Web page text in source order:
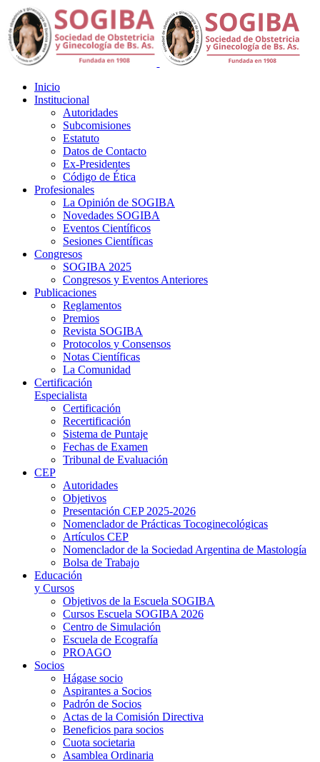
Inicio
Institucional
Autoridades
Subcomisiones
Estatuto
Datos de Contacto
Ex-Presidentes
Código de Ética
Profesionales
La Opinión de SOGIBA
Novedades SOGIBA
Eventos Científicos
Sesiones Científicas
Congresos
SOGIBA 2025
Congresos y Eventos Anteriores
Publicaciones
Reglamentos
Premios
Revista SOGIBA
Protocolos y Consensos
Notas Científicas
La Comunidad
Certificación
Especialista
Certificación
Recertificación
Sistema de Puntaje
Fechas de Examen
Tribunal de Evaluación
CEP
Autoridades
Objetivos
Presentación CEP 2025-2026
Nomenclador de Prácticas Tocoginecológicas
Artículos CEP
Nomenclador de la Sociedad Argentina de Mastología
Bolsa de Trabajo
Educación
y Cursos
Objetivos de la Escuela SOGIBA
Cursos Escuela SOGIBA 2026
Centro de Simulación
Escuela de Ecografía
PROAGO
Socios
Hágase socio
Aspirantes a Socios
Padrón de Socios
Actas de la Comisión Directiva
Beneficios para socios
Cuota societaria
Asamblea Ordinaria